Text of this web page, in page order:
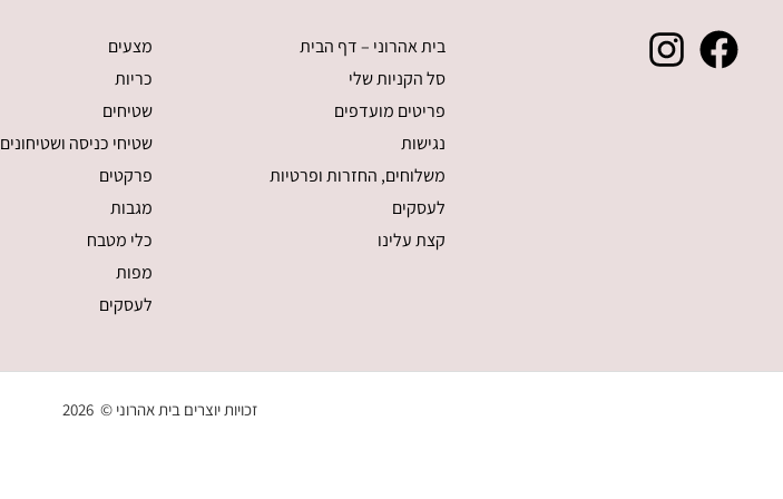
בית אהרוני – דף הבית
סל הקניות שלי
פריטים מועדפים
נגישות
משלוחים, החזרות ופרטיות
לעסקים
קצת עלינו
מצעים
כריות
שטיחים
שטיחי כניסה ושטיחונים
פרקטים
מגבות
כלי מטבח
מפות
לעסקים
זכויות יוצרים בית אהרוני © 2026